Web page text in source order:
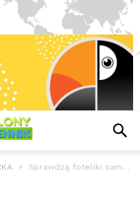
Sprawdzą foteliki samochodowe dla dzieci